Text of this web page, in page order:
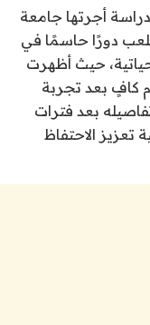
أجرتها جامعة
دورًا حاسمًا في
حيث أظهرت
كافٍ بعد تجربة
بعد فترات
تعزيز الاحتفاظ